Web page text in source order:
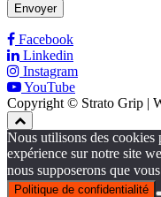
Envoyer
Facebook
Linkedin
Instagram
YouTube
Copyright © Strato Grip |
Nous utilisons des
expérience sur notre site
nous supposerons que
Politique de confidentialité